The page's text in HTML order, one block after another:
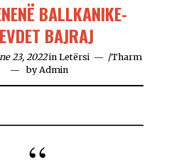
BALLKANIKE-
BAJRAJ
23, 2022 in Letërsi /Tharm
byAdmin